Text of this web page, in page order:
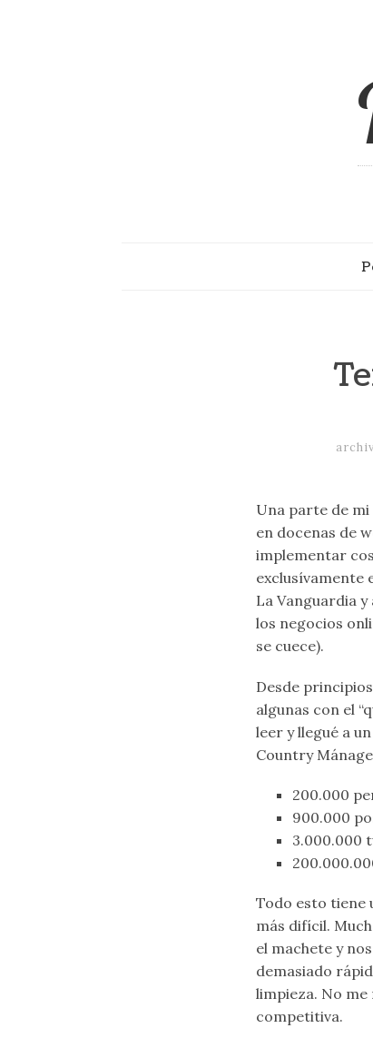
Una parte de
en docenas de
implementar
exclusívamente
La Vanguardia
los negocios
se cuece).
Desde
algunas con el
leer y llegué a un
Country
200.000
900.000
3.000.000
Todo esto tiene
más difícil.
el machete y
demasiado
limpieza. No
competitiva.